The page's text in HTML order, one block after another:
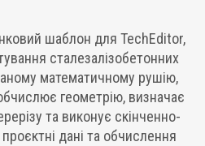
шаблон для TechEditor,
сталезалізобетонних
математичному рушію,
геометрію, визначає
та виконує скінченно-
дані та обчислення